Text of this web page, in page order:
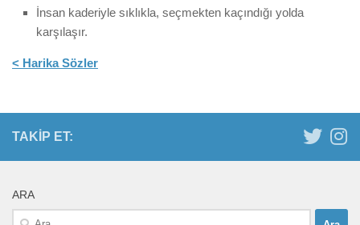
İnsan kaderiyle sıklıkla, seçmekten kaçındığı yolda
karşılaşır.
< Harika Sözler
TAKIP ET:
ARA
Arama: